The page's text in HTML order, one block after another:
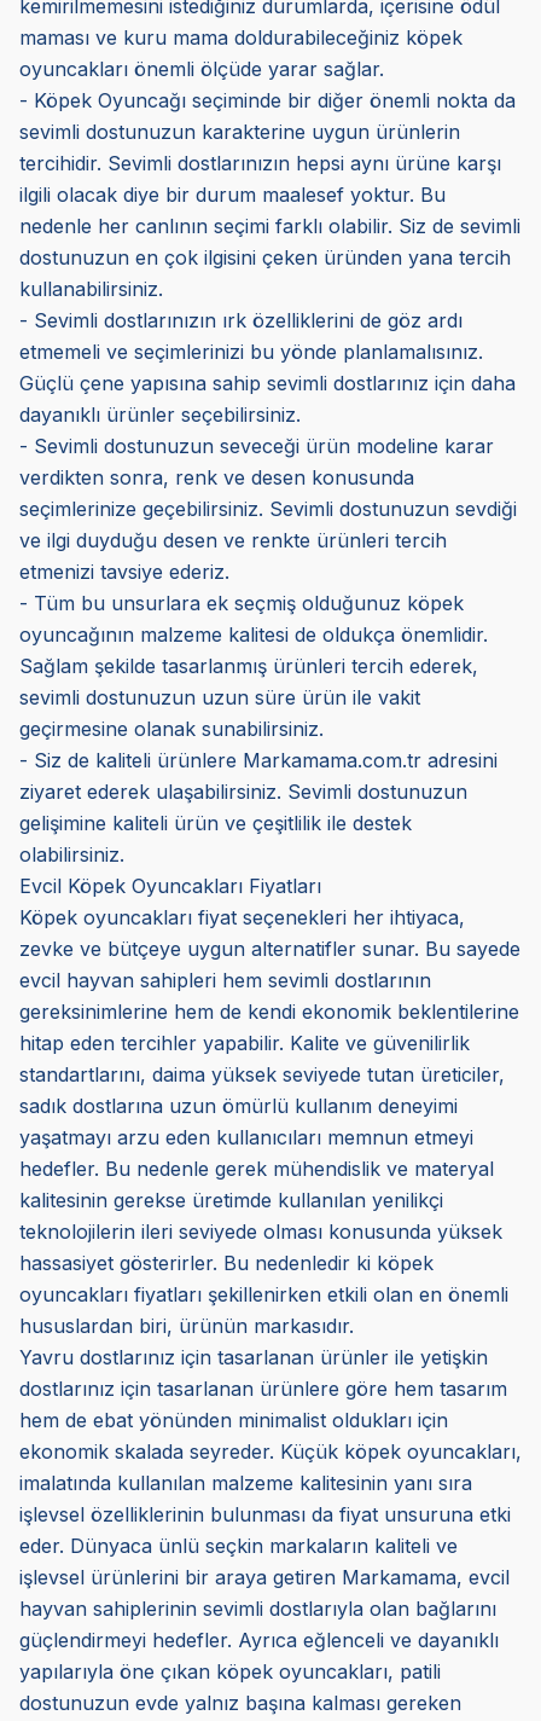
kemirilmemesini istediğiniz durumlarda, içerisine ödül
maması ve kuru mama doldurabileceğiniz köpek
oyuncakları önemli ölçüde yarar sağlar.
- Köpek Oyuncağı seçiminde bir diğer önemli nokta da
sevimli dostunuzun karakterine uygun ürünlerin
tercihidir. Sevimli dostlarınızın hepsi aynı ürüne karşı
ilgili olacak diye bir durum maalesef yoktur. Bu
nedenle her canlının seçimi farklı olabilir. Siz de sevimli
dostunuzun en çok ilgisini çeken üründen yana tercih
kullanabilirsiniz.
- Sevimli dostlarınızın ırk özelliklerini de göz ardı
etmemeli ve seçimlerinizi bu yönde planlamalısınız.
Güçlü çene yapısına sahip sevimli dostlarınız için daha
dayanıklı ürünler seçebilirsiniz.
- Sevimli dostunuzun seveceği ürün modeline karar
verdikten sonra, renk ve desen konusunda
seçimlerinize geçebilirsiniz. Sevimli dostunuzun sevdiği
ve ilgi duyduğu desen ve renkte ürünleri tercih
etmenizi tavsiye ederiz.
- Tüm bu unsurlara ek seçmiş olduğunuz köpek
oyuncağının malzeme kalitesi de oldukça önemlidir.
Sağlam şekilde tasarlanmış ürünleri tercih ederek,
sevimli dostunuzun uzun süre ürün ile vakit
geçirmesine olanak sunabilirsiniz.
- Siz de kaliteli ürünlere Markamama.com.tr adresini
ziyaret ederek ulaşabilirsiniz. Sevimli dostunuzun
gelişimine kaliteli ürün ve çeşitlilik ile destek
olabilirsiniz.
Evcil Köpek Oyuncakları Fiyatları
Köpek oyuncakları fiyat seçenekleri her ihtiyaca,
zevke ve bütçeye uygun alternatifler sunar. Bu sayede
evcil hayvan sahipleri hem sevimli dostlarının
gereksinimlerine hem de kendi ekonomik beklentilerine
hitap eden tercihler yapabilir. Kalite ve güvenilirlik
standartlarını, daima yüksek seviyede tutan üreticiler,
sadık dostlarına uzun ömürlü kullanım deneyimi
yaşatmayı arzu eden kullanıcıları memnun etmeyi
hedefler. Bu nedenle gerek mühendislik ve materyal
kalitesinin gerekse üretimde kullanılan yenilikçi
teknolojilerin ileri seviyede olması konusunda yüksek
hassasiyet gösterirler. Bu nedenledir ki köpek
oyuncakları fiyatları şekillenirken etkili olan en önemli
hususlardan biri, ürünün markasıdır.
Yavru dostlarınız için tasarlanan ürünler ile yetişkin
dostlarınız için tasarlanan ürünlere göre hem tasarım
hem de ebat yönünden minimalist oldukları için
ekonomik skalada seyreder. Küçük köpek oyuncakları,
imalatında kullanılan malzeme kalitesinin yanı sıra
işlevsel özelliklerinin bulunması da fiyat unsuruna etki
eder. Dünyaca ünlü seçkin markaların kaliteli ve
işlevsel ürünlerini bir araya getiren Markamama, evcil
hayvan sahiplerinin sevimli dostlarıyla olan bağlarını
güçlendirmeyi hedefler. Ayrıca eğlenceli ve dayanıklı
yapılarıyla öne çıkan köpek oyuncakları, patili
dostunuzun evde yalnız başına kalması gereken